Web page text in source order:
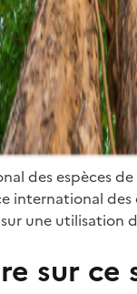
des espèces
des
une utilisation
sur ce